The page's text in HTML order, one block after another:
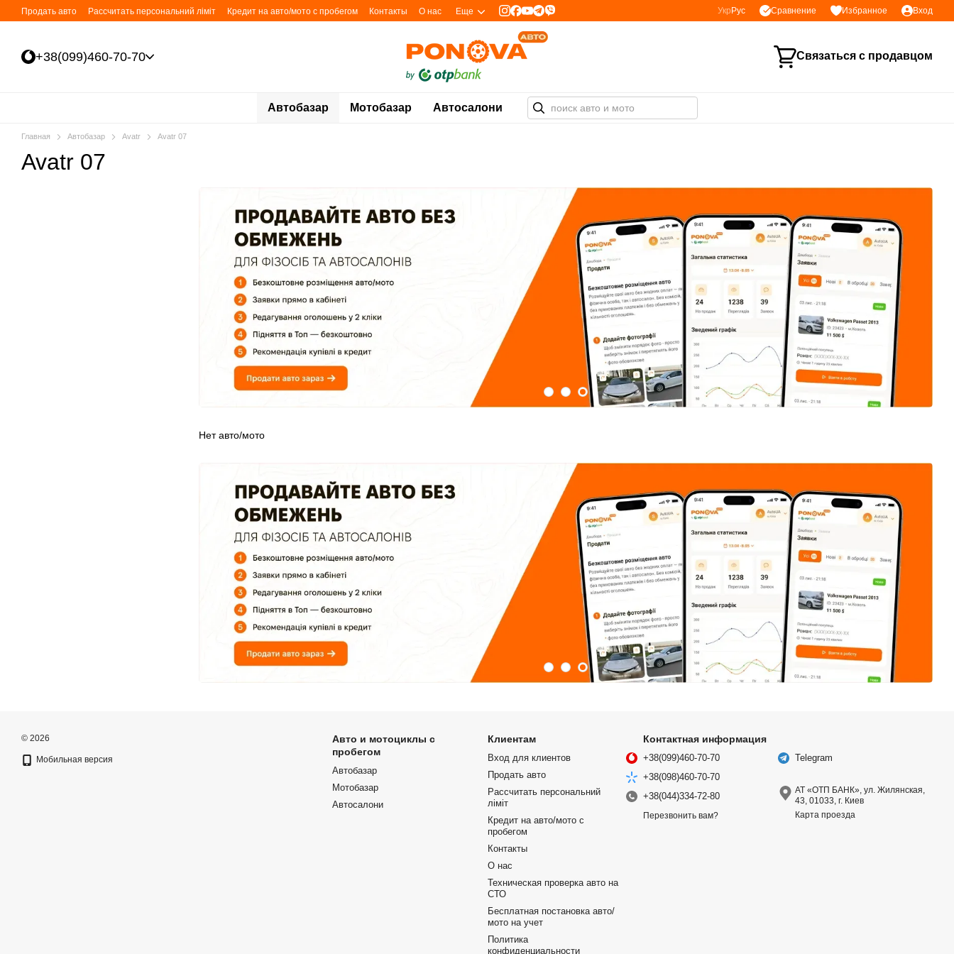
Перейти к основному контенту
Продать авто Рассчитать персональний ліміт Кредит на авто/мото с пробегом Контакты О нас Еще Укр Рус Сравнение Избранное Вход
+38(099)460-70-70 Связаться с продавцом
Автобазар Мотобазар Автосалони
Главная Автобазар Avatr Avatr 07
Avatr 07
Нет авто/мото
© 2026
Мобильная версия
Авто и мотоциклы с
пробегом
Автобазар
Мотобазар
Автосалони
Клиентам
Вход для клиентов
Продать авто
Рассчитать персональний
ліміт
Кредит на авто/мото с
пробегом
Контакты
О нас
Техническая проверка авто на
СТО
Бесплатная постановка авто/
мото на учет
Политика
конфиденциальности
Контактная информация
+38(099)460-70-70
+38(098)460-70-70
+38(044)334-72-80
Перезвонить вам?
Telegram
АТ «ОТП БАНК», ул. Жилянская,
43, 01033, г. Киев
Карта проезда